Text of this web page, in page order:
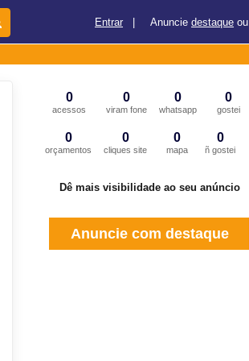
Entrar Anuncie destaque ou
0
acessos
0
viram fone
0
whatsapp
0
gostei
0
orçamentos
0
cliques site
0
mapa
0
ñ gostei
Dê mais visibilidade ao seu anúncio
Anuncie com destaque